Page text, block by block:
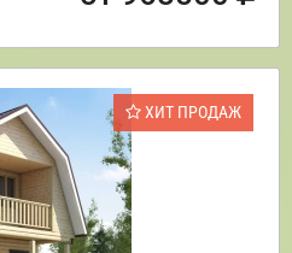
ХИТ ПРОДАЖ